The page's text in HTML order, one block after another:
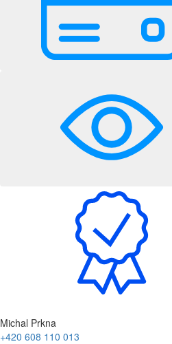
Michal Prkna
+420 608 110 013